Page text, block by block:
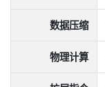
数据压缩
物理计算